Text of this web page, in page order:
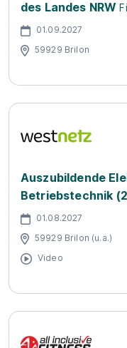
des Landes NRW
01.09.2027
59929 Brilon
Auszubildende
Betriebstechnik
01.08.2027
59929 Brilon (u.a.)
Video